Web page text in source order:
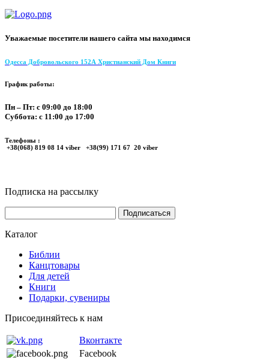
Уважаемые посетители нашего сайта мы находимся
Одесса Добровольского 152А Христианский Дом Книги
График работы:
Пн – Пт: с 09:00 до 18:00
Суббота: с 11:00 до 17:00
Телефоны :
+38(068) 819 08 14 viber +38(99) 171 67 20 viber
Подписка на рассылку
Каталог
Библии
Канцтовары
Для детей
Книги
Подарки, сувениры
Присоединяйтесь к нам
Вконтакте
Facebook